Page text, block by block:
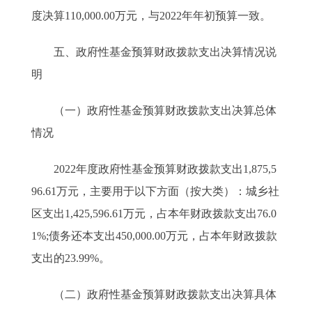
度决算110,000.00万元，与2022年年初预算一致。
五、政府性基金预算财政拨款支出决算情况说
明
（一）政府性基金预算财政拨款支出决算总体
情况
2022年度政府性基金预算财政拨款支出1,875,5
96.61万元，主要用于以下方面（按大类）：城乡社
区支出1,425,596.61万元，占本年财政拨款支出76.0
1%;债务还本支出450,000.00万元，占本年财政拨款
支出的23.99%。
（二）政府性基金预算财政拨款支出决算具体